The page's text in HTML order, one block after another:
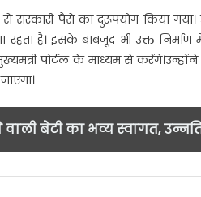
सरकारी पैसे का दुरूपयोग किया
है। इसके बाबजूद भी उक्त
पोर्टल के माध्यम से
बेटी का भव्य स्वागत,